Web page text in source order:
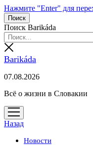
Нажмите "Enter" для
Поиск
Поиск Barikáda
Barikáda
07.08.2026
Всё о жизни в Словакии
открыть
меню
Назад
Новости